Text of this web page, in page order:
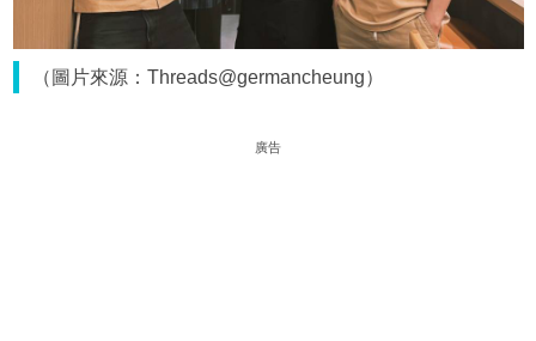
（圖片來源：Threads@germancheung）
廣告